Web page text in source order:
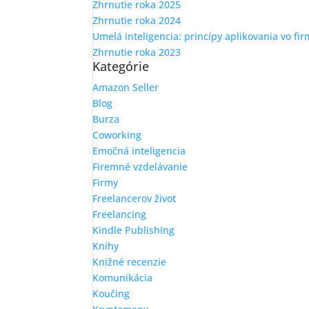
Zhrnutie roka 2025
Zhrnutie roka 2024
Umelá inteligencia: princípy aplikovania vo
Zhrnutie roka 2023
Kategórie
Amazon Seller
Blog
Burza
Coworking
Emočná inteligencia
Firemné vzdelávanie
Firmy
Freelancerov život
Freelancing
Kindle Publishing
Knihy
Knižné recenzie
Komunikácia
Koučing